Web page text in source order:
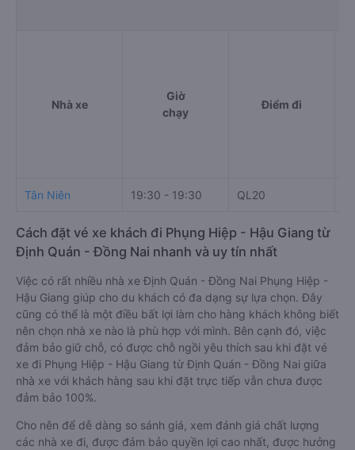
Nhà xe
Giờ
chạy
Điểm đi
Tân Niên 19:30 - 19:30 QL20
Cách đặt vé xe khách đi Phụng Hiệp - Hậu Giang từ
Định Quán - Đồng Nai nhanh và uy tín nhất
Việc có rất nhiều nhà xe Định Quán - Đồng Nai Phụng Hiệp -
Hậu Giang giúp cho du khách có đa dạng sự lựa chọn. Đây
cũng có thể là một điều bất lợi làm cho hàng khách không biết
nên chọn nhà xe nào là phù hợp với mình. Bên cạnh đó, việc
đảm bảo giữ chỗ, có được chỗ ngồi yêu thích sau khi đặt vé
xe đi Phụng Hiệp - Hậu Giang từ Định Quán - Đồng Nai giữa
nhà xe với khách hàng sau khi đặt trực tiếp vẫn chưa được
đảm bảo 100%.
Cho nên để dễ dàng so sánh giá, xem đánh giá chất lượng
các nhà xe đi, được đảm bảo quyền lợi cao nhất, được hưởng